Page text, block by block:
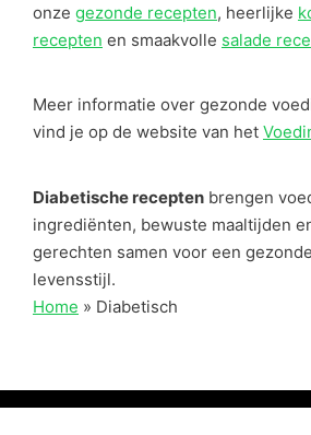
onze gezonde recepten, heerlijke
recepten en smaakvolle salade
Meer informatie over gezonde
vind je op de website van het
Diabetische recepten brengen
ingrediënten, bewuste maaltijden
gerechten samen voor een
levensstijl.
Home » Diabetisch